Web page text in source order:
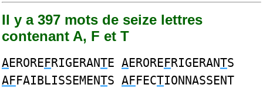
Il y a 397 mots de seize lettres
contenant A, F et T
AEROREFRIGERANTE AEROREFRIGERANTS
AFFAIBLISSEMENTS AFFECTIONNASSENT